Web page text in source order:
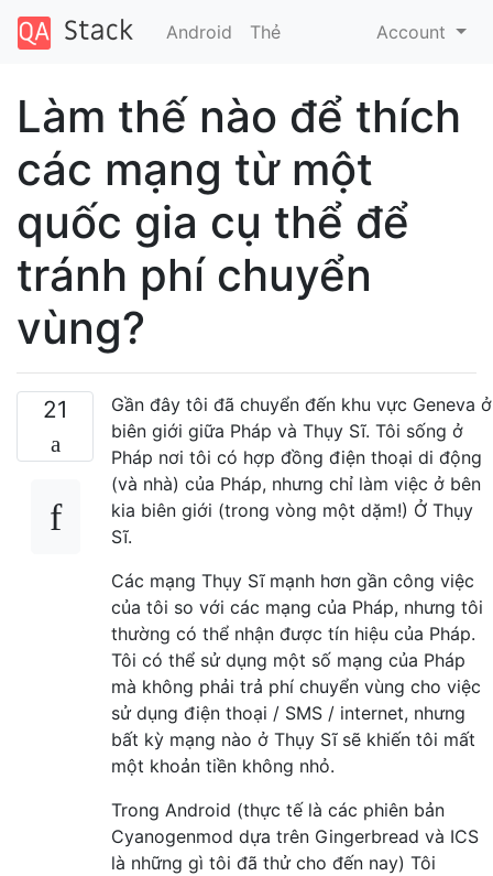
Android Thẻ Account
Làm thế nào để thích
các mạng từ một
quốc gia cụ thể để
tránh phí chuyển
vùng?
21
Gần đây tôi đã chuyển đến khu vực Geneva ở
biên giới giữa Pháp và Thụy Sĩ. Tôi sống ở
Pháp nơi tôi có hợp đồng điện thoại di động
(và nhà) của Pháp, nhưng chỉ làm việc ở bên
kia biên giới (trong vòng một dặm!) Ở Thụy
Sĩ.
Các mạng Thụy Sĩ mạnh hơn gần công việc
của tôi so với các mạng của Pháp, nhưng tôi
thường có thể nhận được tín hiệu của Pháp.
Tôi có thể sử dụng một số mạng của Pháp
mà không phải trả phí chuyển vùng cho việc
sử dụng điện thoại / SMS / internet, nhưng
bất kỳ mạng nào ở Thụy Sĩ sẽ khiến tôi mất
một khoản tiền không nhỏ.
Trong Android (thực tế là các phiên bản
Cyanogenmod dựa trên Gingerbread và ICS
là những gì tôi đã thử cho đến nay) Tôi